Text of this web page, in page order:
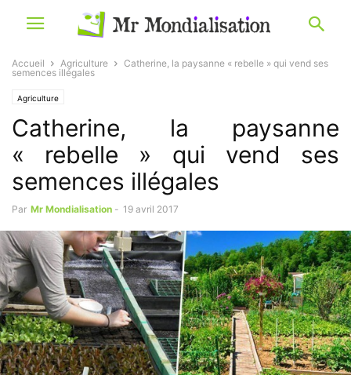
Accueil Agriculture
Catherine, la paysanne « rebelle » qui vend ses
semences illégales
Agriculture
Catherine, la paysanne
« rebelle » qui vend ses
semences illégales
Par Mr Mondialisation - 19 avril 2017